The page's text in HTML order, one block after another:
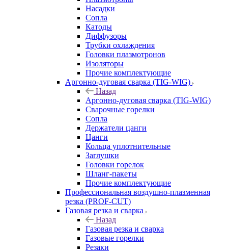
Насадки
Сопла
Катоды
Диффузоры
Трубки охлаждения
Головки плазмотронов
Изоляторы
Прочие комплектующие
Аргонно-дуговая сварка (TIG-WIG)
Назад
Аргонно-дуговая сварка (TIG-WIG)
Сварочные горелки
Сопла
Держатели цанги
Цанги
Кольца уплотнительные
Заглушки
Головки горелок
Шланг-пакеты
Прочие комплектующие
Профессиональная воздушно-плазменная
резка (PROF-CUT)
Газовая резка и сварка
Назад
Газовая резка и сварка
Газовые горелки
Резаки